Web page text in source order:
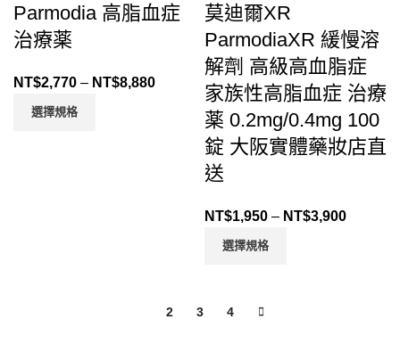
Parmodia 高脂血症
治療薬
NT$2,770 – NT$8,880
選擇規格
莫迪爾XR
ParmodiaXR 緩慢溶
解劑 高級高血脂症
家族性高脂血症 治療
薬 0.2mg/0.4mg 100
錠 大阪實體藥妝店直
送
NT$1,950 – NT$3,900
選擇規格
2 3 4